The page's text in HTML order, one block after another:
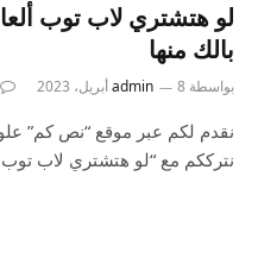
بالك منها
بواسطة admin 8 أبريل، 2023
نقدم لكم عبر موقع “نص كم”
نترككم مع “لو هتشتري لاب توب ألعاب.. 8